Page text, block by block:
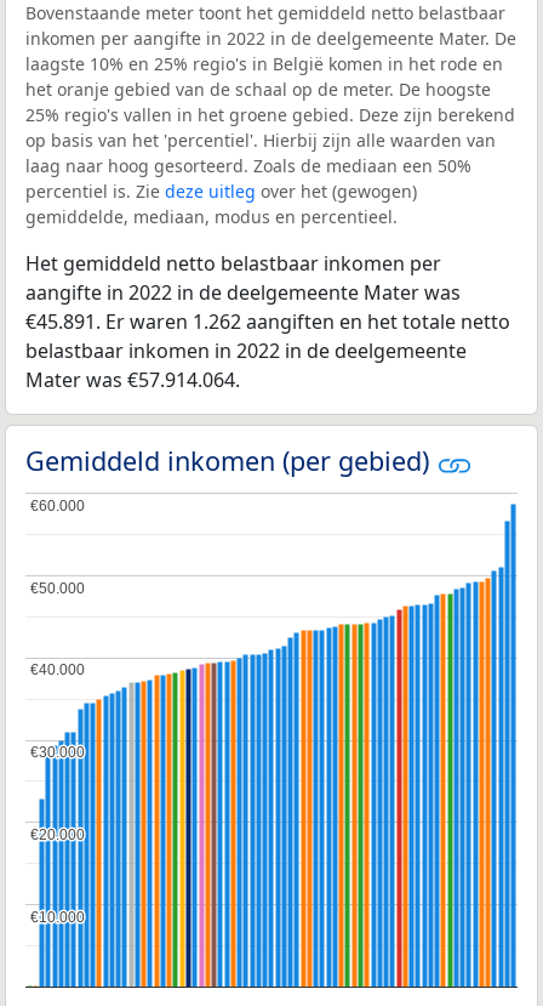
Bovenstaande meter toont het gemiddeld netto belastbaar
inkomen per aangifte in 2022 in de deelgemeente Mater. De
laagste 10% en 25% regio's in België komen in het rode en
het oranje gebied van de schaal op de meter. De hoogste
25% regio's vallen in het groene gebied. Deze zijn berekend
op basis van het 'percentiel'. Hierbij zijn alle waarden van
laag naar hoog gesorteerd. Zoals de mediaan een 50%
percentiel is. Zie deze uitleg over het (gewogen)
gemiddelde, mediaan, modus en percentieel.
Het gemiddeld netto belastbaar inkomen per
aangifte in 2022 in de deelgemeente Mater was
€45.891. Er waren 1.262 aangiften en het totale netto
belastbaar inkomen in 2022 in de deelgemeente
Mater was €57.914.064.
Gemiddeld inkomen (per gebied)
€10.000
€10.000
€20.000
€20.000
€30.000
€30.000
€40.000
€40.000
€50.000
€50.000
€60.000
€60.000